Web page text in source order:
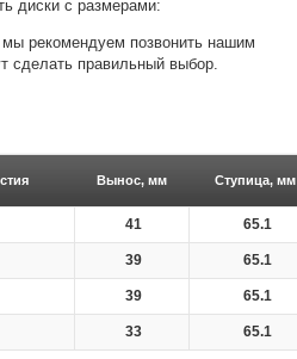
диски с размерами:
рекомендуем позвонить нашим
сделать правильный выбор.
Вынос, мм Ступица, мм
41 65.1
39 65.1
39 65.1
33 65.1